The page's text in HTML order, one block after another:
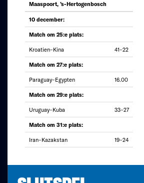
Maaspoort, ’s-Hertogenbosch
10 december:
Match om 25:e plats:
Kroatien–Kina 41–22
Match om 27:e plats:
Paraguay–Egypten 16.00
Match om 29:e plats:
Uruguay–Kuba 33–27
Match om 31:e plats:
Iran–Kazakstan 19–24